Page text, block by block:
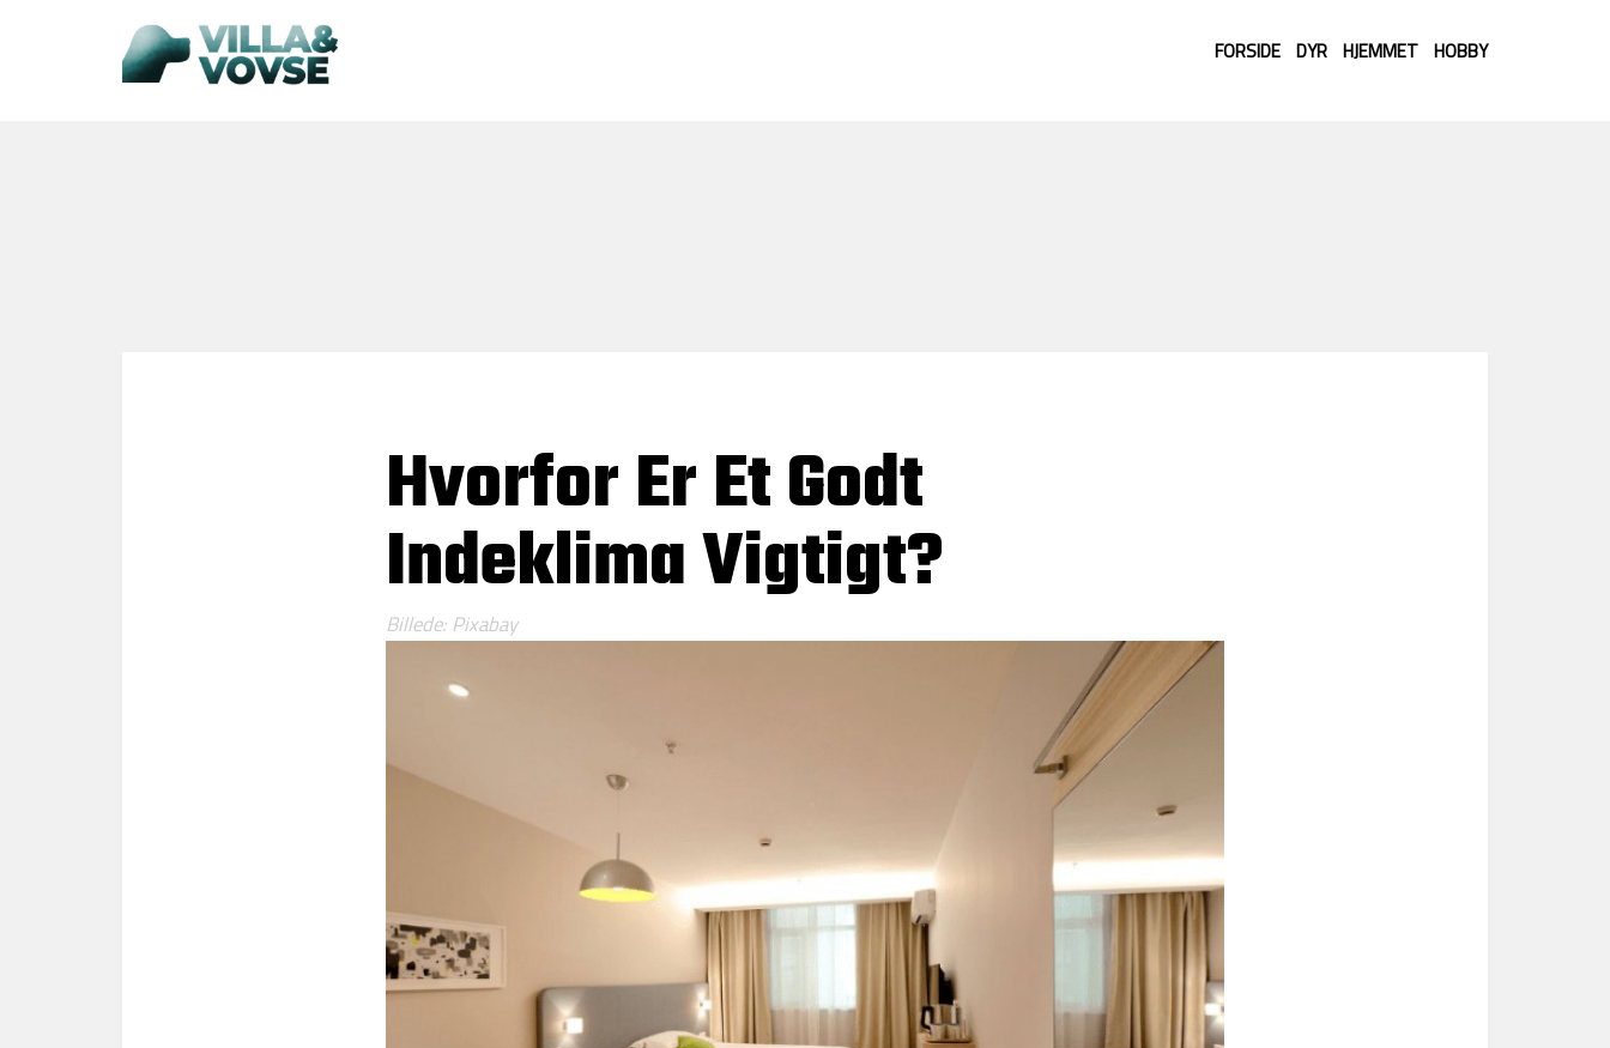
FORSIDE DYR HJEMMET HOBBY
Hvorfor Er Et Godt
Indeklima Vigtigt?
Billede: Pixabay